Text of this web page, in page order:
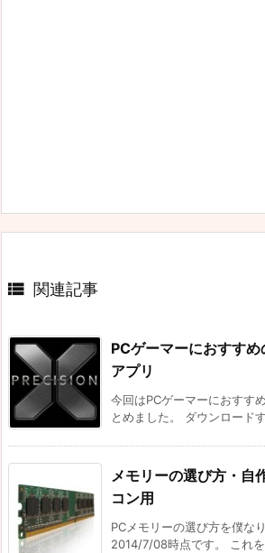
 関連記事
PCゲーマーにおすす
アプリ
今回はPCゲーマーにおすす
とめました。 ダウンロード
メモリーの選び方・自
コン用
PCメモリーの選び方を僕な
2014/7/08時点です。 これ